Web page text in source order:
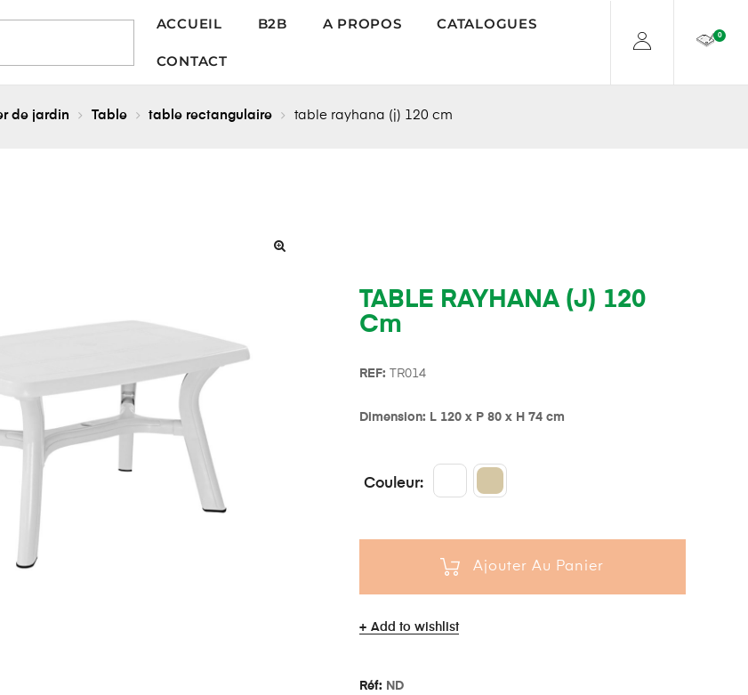
ACCUEIL B2B A PROPOS CATALOGUES
CONTACT
0
de jardin Table table rectangulaire table rayhana (j) 120 cm
TABLE RAYHANA (J) 120
Cm
REF: TR014
Dimension: L 120 x P 80 x H 74 cm
Couleur
Ajouter Au Panier
Add to wishlist
Réf: ND